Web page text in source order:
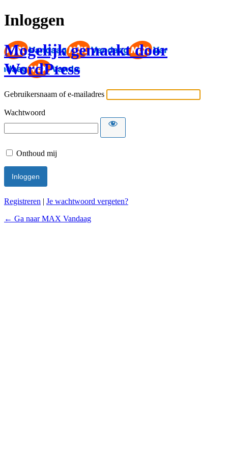
Inloggen
Mogelijk gemaakt door
WordPress
Gebruikersnaam of e-mailadres
Wachtwoord
Onthoud mij
Registreren | Je wachtwoord vergeten?
← Ga naar MAX Vandaag